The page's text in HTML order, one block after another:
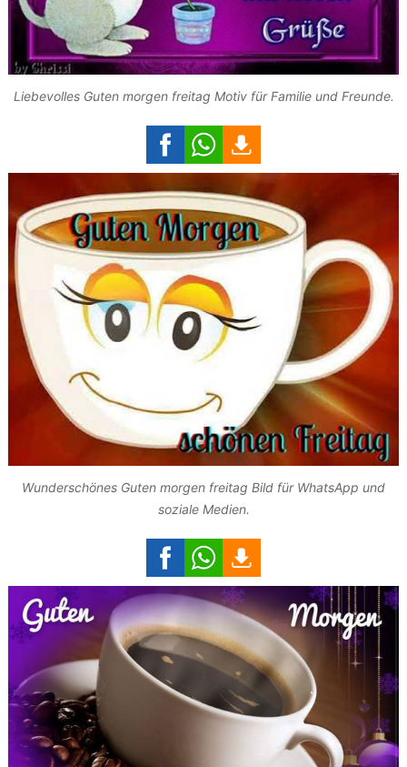
Liebevolles Guten morgen freitag Motiv für Familie und Freunde.
Wunderschönes Guten morgen freitag Bild für WhatsApp und
soziale Medien.